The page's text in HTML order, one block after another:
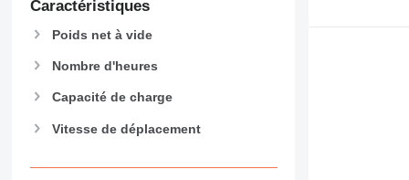
906
907
910
914
Caractéristiques
Poids net à vide
Nombre d'heures
Capacité de charge
Vitesse de déplacement